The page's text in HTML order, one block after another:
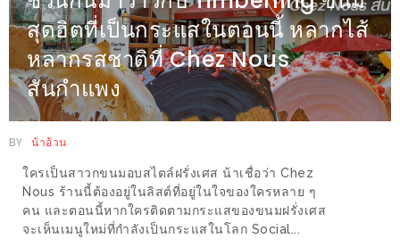
ประทาน
อาหาร
มูลค่า
1,000
บาท
3
รางวัล
สุดฮิตที่เป็นกระแสในตอนนี้ หลากไส้
หลากรสชาติที่ Chez Nous
สันกำแพง
BY น้าอ้วน
ใครเป็นสาวกขนมอบสไตล์ฝรั่งเศส น้าเชื่อว่า Chez
Nous ร้านนี้ต้องอยู่ในลิสต์ที่อยู่ในใจของใครหลาย ๆ
คน และตอนนี้หากใครติดตามกระแสของขนมฝรั่งเศส
จะเห็นเมนูใหม่ที่กำลังเป็นกระแสในโลก Social...